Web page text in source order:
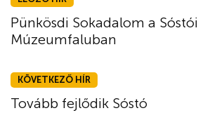
Pünkösdi Sokadalom a Sóstói
Múzeumfaluban
KÖVETKEZŐ HÍR
Tovább fejlődik Sóstó